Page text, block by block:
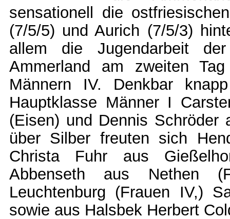
sensationell die
(7/5/5) und Aurich (7/5/3)
allem die Jugendarbeit
Ammerland am zweiten
Männern IV. Denkbar
Hauptklasse Männer I
(Eisen) und Dennis Schröder
über Silber freuten sich
Christa Fuhr aus
Abbenseth aus Nethen
Leuchtenburg (Frauen IV,)
sowie aus Halsbek Herbert